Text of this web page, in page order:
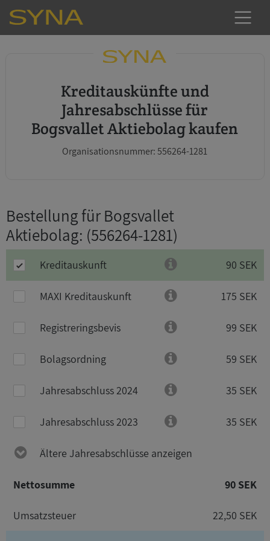
Kreditauskünfte und
Jahresabschlüsse für
Bogsvallet Aktiebolag kaufen
Organisationsnummer: 556264-1281
Bestellung für Bogsvallet
Aktiebolag: (556264-1281)
Kreditauskunft 90 SEK
MAXI Kreditauskunft 175 SEK
Registreringsbevis 99 SEK
Bolagsordning 59 SEK
Jahresabschluss 2024 35 SEK
Jahresabschluss 2023 35 SEK
Ältere Jahresabschlüsse anzeigen
Nettosumme 90 SEK
Umsatzsteuer 22,50 SEK